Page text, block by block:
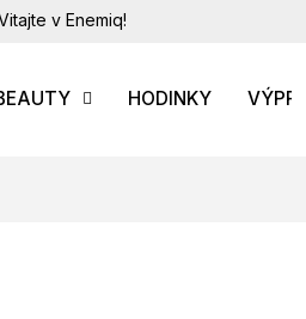
v Enemiq!
HODINKY